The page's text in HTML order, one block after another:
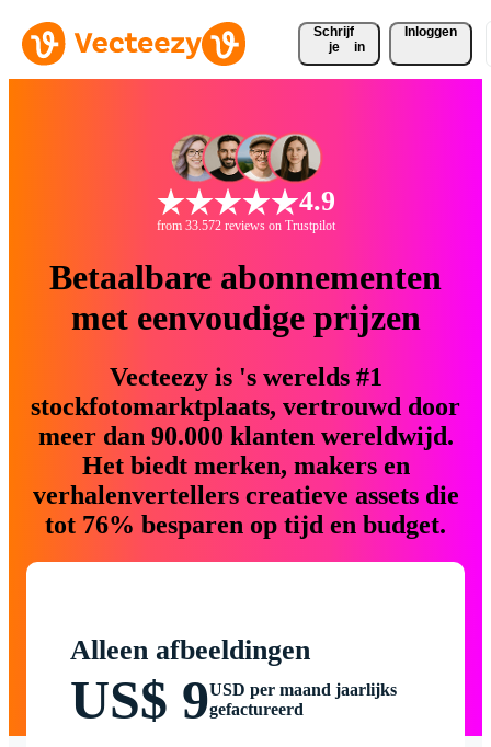
Schrijf
je
in
Inloggen
4.9
from 33.572 reviews on Trustpilot
Betaalbare abonnementen
met eenvoudige prijzen
Vecteezy is 's werelds #1
stockfotomarktplaats, vertrouwd door
meer dan 90.000 klanten wereldwijd.
Het biedt merken, makers en
verhalenvertellers creatieve assets die
tot 76% besparen op tijd en budget.
Alleen afbeeldingen
US$ 9USD per maand jaarlijks
gefactureerd